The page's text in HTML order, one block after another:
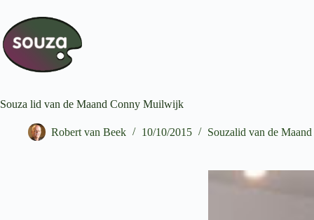
Souza lid van de Maand Conny Muilwijk
Robert van Beek 10/10/2015 Souzalid van de Maand